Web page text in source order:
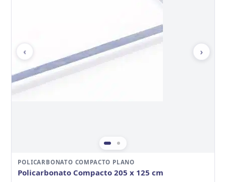
‹ ›
POLICARBONATO COMPACTO PLANO
Policarbonato Compacto 205 x 125 cm